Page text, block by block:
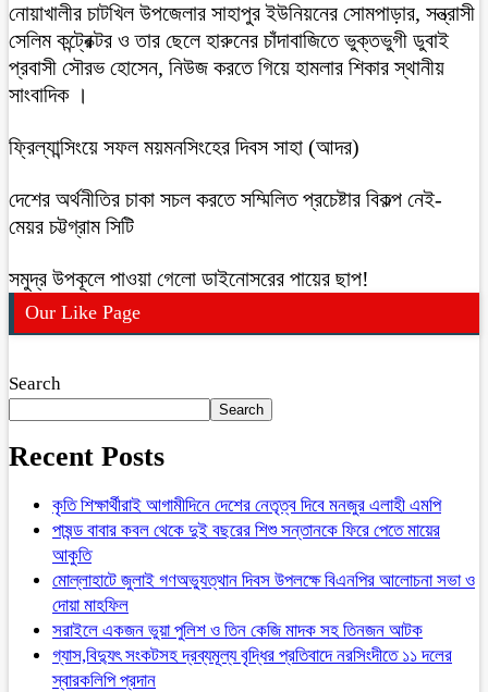
নোয়াখালীর চাটখিল উপজেলার সাহাপুর ইউনিয়নের সোমপাড়ার, সন্ত্রাসী
সেলিম কন্ট্রেক্টর ও তার ছেলে হারুনের চাঁদাবাজিতে ভুক্তভুগী ডুবাই
প্রবাসী সৌরভ হোসেন, নিউজ করতে গিয়ে হামলার শিকার স্থানীয়
সাংবাদিক ।
ফ্রিল্যান্সিংয়ে সফল ময়মনসিংহের দিবস সাহা (আদর)
দেশের অর্থনীতির চাকা সচল করতে সম্মিলিত প্রচেষ্টার বিকল্প নেই-
মেয়র চট্টগ্রাম সিটি
সমুদ্র উপকূলে পাওয়া গেলো ডাইনোসরের পায়ের ছাপ!
Our Like Page
Search
Search
Recent Posts
কৃতি শিক্ষার্থীরাই আগামীদিনে দেশের নেতৃত্ব দিবে মনজুর এলাহী এমপি
পাষন্ড বাবার কবল থেকে দুই বছরের শিশু সন্তানকে ফিরে পেতে মায়ের
আকুতি
মোল্লাহাটে জুলাই গণঅভ্যুত্থান দিবস উপলক্ষে বিএনপির আলোচনা সভা ও
দোয়া মাহফিল
সরাইলে একজন ভুয়া পুলিশ ও তিন কেজি মাদক সহ তিনজন আটক
গ্যাস,বিদ্যুৎ সংকটসহ দ্রব্যমূল্য বৃদ্ধির প্রতিবাদে নরসিংদীতে ১১ দলের
স্বারকলিপি প্রদান